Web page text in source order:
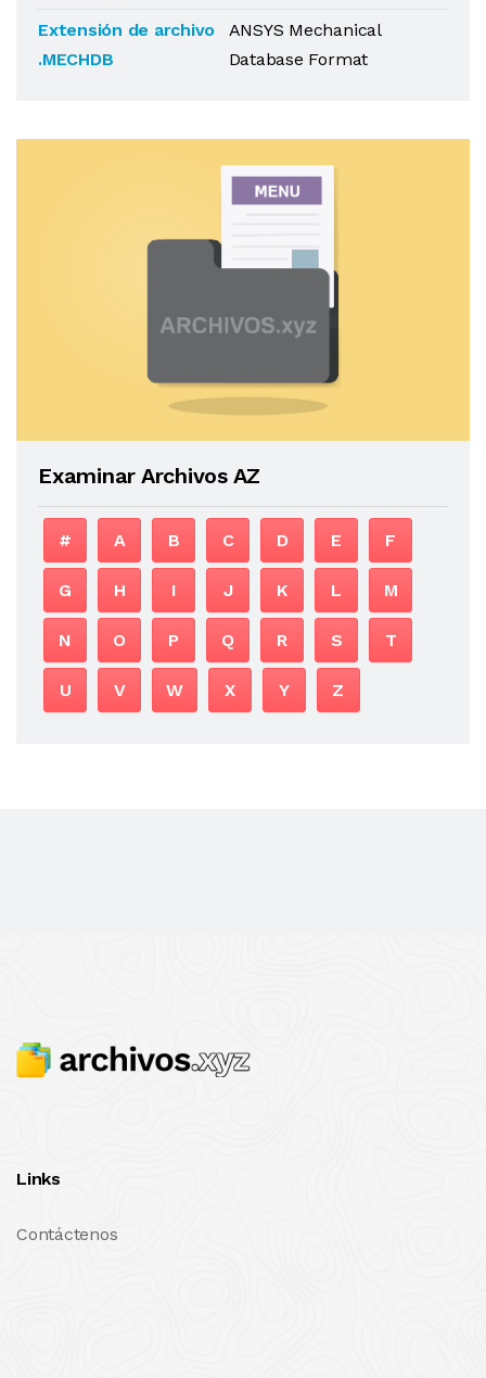
Extensión de archivo
.MECHDB
ANSYS Mechanical
Database Format
Examinar Archivos AZ
# A B C D E F
G H I J K L M
N O P Q R S T
U V W X Y Z
Links
Contáctenos